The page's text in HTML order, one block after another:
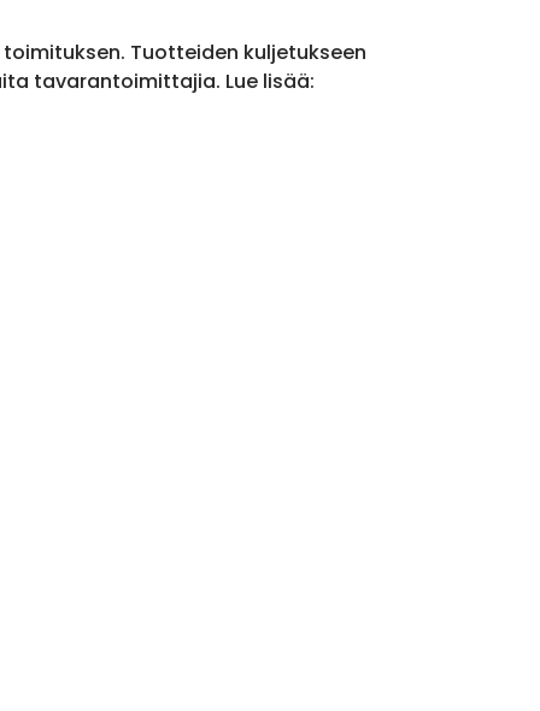
Tuotteiden kuljetukseen
tavarantoimittajia. Lue lisää: